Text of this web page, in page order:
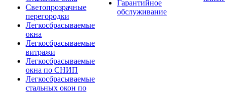
Светопрозрачные
перегородки
Легкосбрасываемые
окна
Легкосбрасываемые
витражи
Легкосбрасываемые
окна по СНИП
Легкосбрасываемые
стальных окон по
Гарантийное
обслуживание